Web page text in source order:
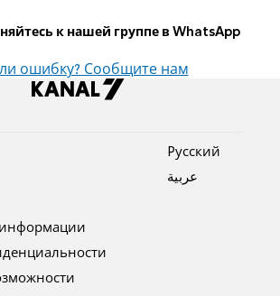
к нашей группе в WhatsApp
ошибку? Сообщите нам
Pусский
عربية